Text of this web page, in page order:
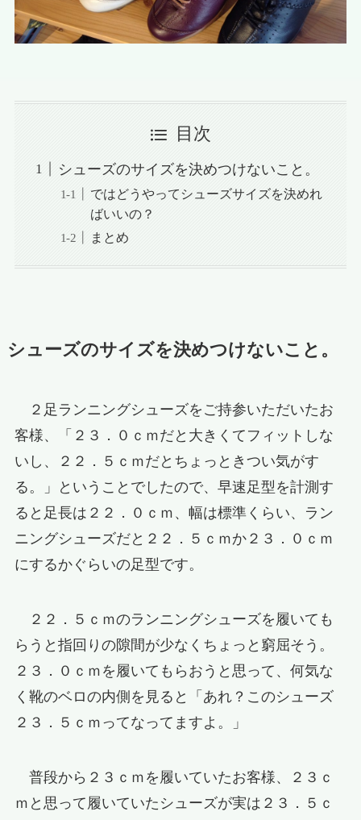
目次
シューズのサイズを決めつけないこと。
ではどうやってシューズサイズを決めれ
ばいいの？
まとめ
シューズのサイズを決めつけないこと。
２足ランニングシューズをご持参いただいたお
客様、「２３．０ｃｍだと大きくてフィットしな
いし、２２．５ｃｍだとちょっときつい気がす
る。」ということでしたので、早速足型を計測す
ると足長は２２．０ｃｍ、幅は標準くらい、ラン
ニングシューズだと２２．５ｃｍか２３．０ｃｍ
にするかぐらいの足型です。
２２．５ｃｍのランニングシューズを履いても
らうと指回りの隙間が少なくちょっと窮屈そう。
２３．０ｃｍを履いてもらおうと思って、何気な
く靴のベロの内側を見ると「あれ？このシューズ
２３．５ｃｍってなってますよ。」
普段から２３ｃｍを履いていたお客様、２３ｃ
ｍと思って履いていたシューズが実は２３．５ｃ